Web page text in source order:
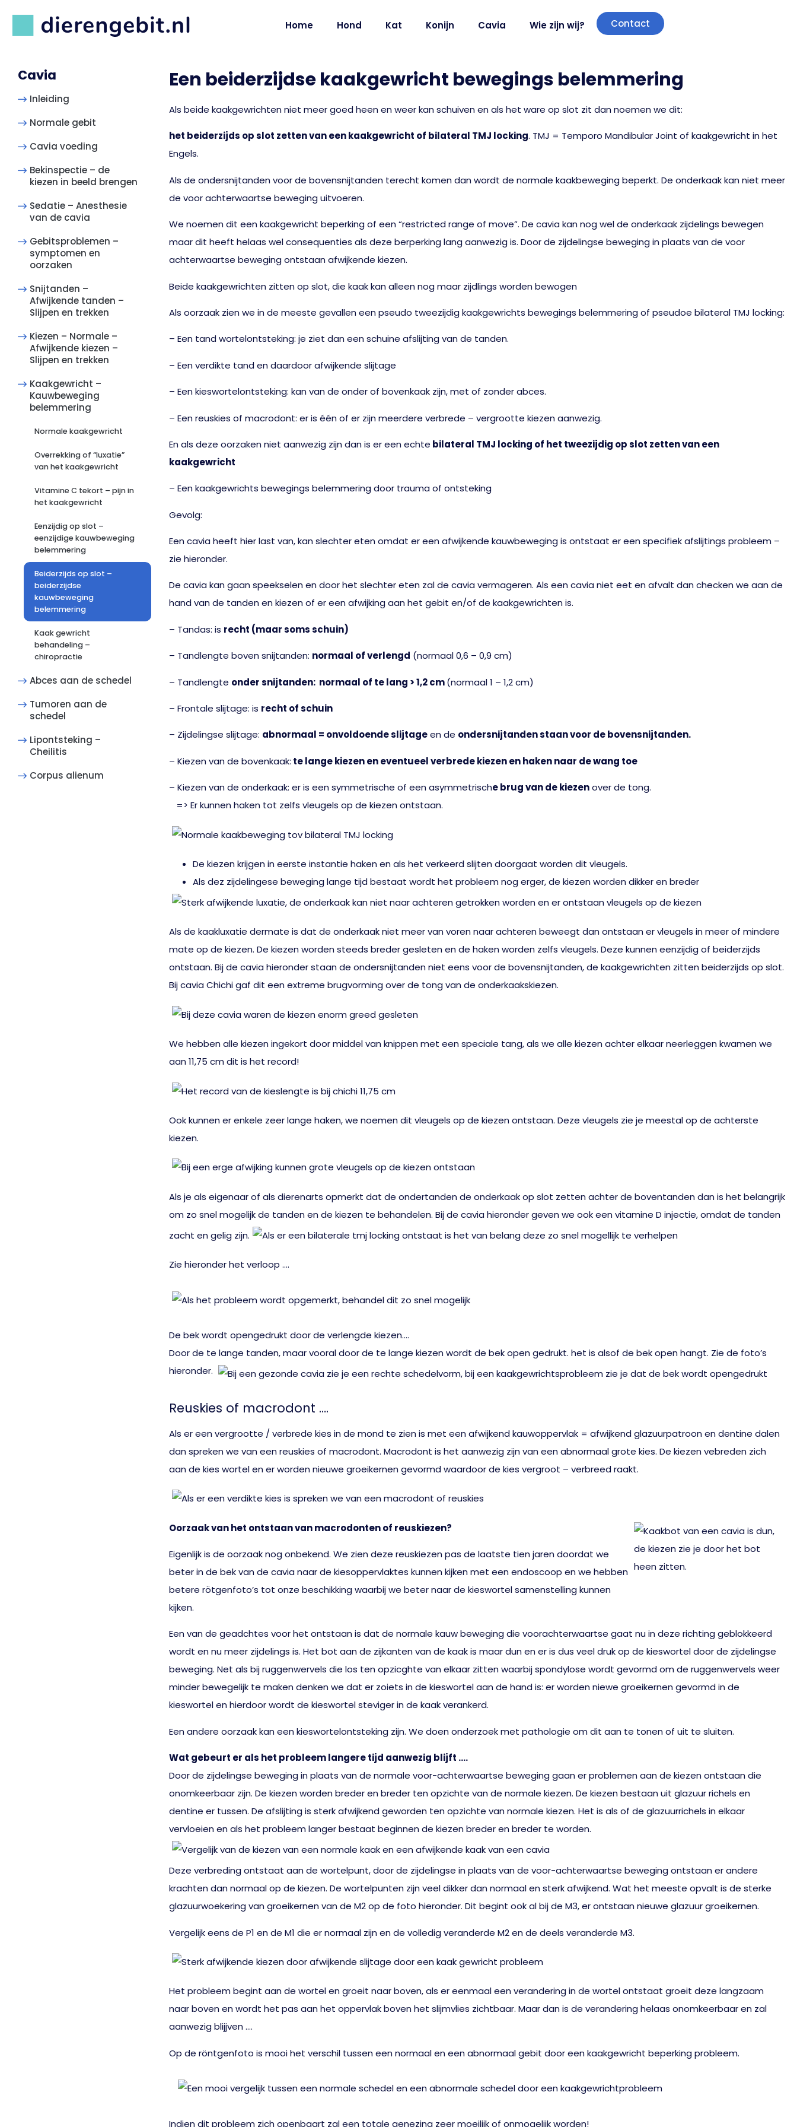
Home Hond Kat Konijn Cavia Wie zijn wij? Contact
Cavia
Inleiding
Normale gebit
Cavia voeding
Bekinspectie – de
kiezen in beeld brengen
Sedatie – Anesthesie
van de cavia
Gebitsproblemen –
symptomen en
oorzaken
Snijtanden –
Afwijkende tanden –
Slijpen en trekken
Kiezen – Normale –
Afwijkende kiezen –
Slijpen en trekken
Kaakgewricht –
Kauwbeweging
belemmering
Normale kaakgewricht
Overrekking of “luxatie”
van het kaakgewricht
Vitamine C tekort – pijn in
het kaakgewricht
Eenzijdig op slot –
eenzijdige kauwbeweging
belemmering
Beiderzijds op slot –
beiderzijdse
kauwbeweging
belemmering
Kaak gewricht
behandeling –
chiropractie
Abces aan de schedel
Tumoren aan de
schedel
Lipontsteking –
Cheilitis
Corpus alienum
Een beiderzijdse kaakgewricht bewegings belemmering
Als beide kaakgewrichten niet meer goed heen en weer kan schuiven en als het ware op slot zit dan noemen we dit:
het beiderzijds op slot zetten van een kaakgewricht of bilateral TMJ locking. TMJ = Temporo Mandibular Joint of kaakgewricht in het
Engels.
Als de ondersnijtanden voor de bovensnijtanden terecht komen dan wordt de normale kaakbeweging beperkt. De onderkaak kan niet meer
de voor achterwaartse beweging uitvoeren.
We noemen dit een kaakgewricht beperking of een “restricted range of move”. De cavia kan nog wel de onderkaak zijdelings bewegen
maar dit heeft helaas wel consequenties als deze berperking lang aanwezig is. Door de zijdelingse beweging in plaats van de voor
achterwaartse beweging ontstaan afwijkende kiezen.
Beide kaakgewrichten zitten op slot, die kaak kan alleen nog maar zijdlings worden bewogen
Als oorzaak zien we in de meeste gevallen een pseudo tweezijdig kaakgewrichts bewegings belemmering of pseudoe bilateral TMJ locking:
– Een tand wortelontsteking: je ziet dan een schuine afslijting van de tanden.
– Een verdikte tand en daardoor afwijkende slijtage
– Een kieswortelontsteking: kan van de onder of bovenkaak zijn, met of zonder abces.
– Een reuskies of macrodont: er is één of er zijn meerdere verbrede – vergrootte kiezen aanwezig.
En als deze oorzaken niet aanwezig zijn dan is er een echte bilateral TMJ locking of het tweezijdig op slot zetten van een
kaakgewricht
– Een kaakgewrichts bewegings belemmering door trauma of ontsteking
Gevolg:
Een cavia heeft hier last van, kan slechter eten omdat er een afwijkende kauwbeweging is ontstaat er een specifiek afslijtings probleem –
zie hieronder.
De cavia kan gaan speekselen en door het slechter eten zal de cavia vermageren. Als een cavia niet eet en afvalt dan checken we aan de
hand van de tanden en kiezen of er een afwijking aan het gebit en/of de kaakgewrichten is.
– Tandas: is recht (maar soms schuin)
– Tandlengte boven snijtanden: normaal of verlengd (normaal 0,6 – 0,9 cm)
– Tandlengte onder snijtanden: normaal of te lang > 1,2 cm(normaal 1 – 1,2 cm)
– Frontale slijtage: is recht of schuin
– Zijdelingse slijtage: abnormaal = onvoldoende slijtageen de ondersnijtanden staan voor de bovensnijtanden.
– Kiezen van de bovenkaak: te lange kiezen en eventueel verbrede kiezen en haken naar de wang toe
– Kiezen van de onderkaak: er is eensymmetrische of een asymmetrische brug van de kiezenover de tong.
=> Er kunnen haken tot zelfs vleugels op de kiezen ontstaan.
De kiezen krijgen in eerste instantie haken en als het verkeerd slijten doorgaat worden dit vleugels.
Als dez zijdelingese beweging lange tijd bestaat wordt het probleem nog erger, de kiezen worden dikker en breder
Als de kaakluxatie dermate is dat de onderkaak niet meer van voren naar achteren beweegt dan ontstaan er vleugels in meer of mindere
mate op de kiezen. De kiezen worden steeds breder gesleten en de haken worden zelfs vleugels. Deze kunnen eenzijdig of beiderzijds
ontstaan. Bij de cavia hieronder staan de ondersnijtanden niet eens voor de bovensnijtanden, de kaakgewrichten zitten beiderzijds op slot.
Bij cavia Chichi gaf dit een extreme brugvorming over de tong van de onderkaakskiezen.
We hebben alle kiezen ingekort door middel van knippen met een speciale tang, als we alle kiezen achter elkaar neerleggen kwamen we
aan 11,75 cm dit is het record!
Ook kunnen er enkele zeer lange haken, we noemen dit vleugels op de kiezen ontstaan. Deze vleugels zie je meestal op de achterste
kiezen.
Als je als eigenaar of als dierenarts opmerkt dat de ondertanden de onderkaak op slot zetten achter de boventanden dan is het belangrijk
om zo snel mogelijk de tanden en de kiezen te behandelen. Bij de cavia hieronder geven we ook een vitamine D injectie, omdat de tanden
zacht en gelig zijn.
Zie hieronder het verloop ….
De bek wordt opengedrukt door de verlengde kiezen….
Door de te lange tanden, maar vooral door de te lange kiezen wordt de bek open gedrukt. het is alsof de bek open hangt. Zie de foto’s
hieronder.
Reuskies of macrodont ….
Als er een vergrootte / verbrede kies in de mond te zien is met een afwijkend kauwoppervlak = afwijkend glazuurpatroon en dentine dalen
dan spreken we van een reuskies of macrodont. Macrodont is het aanwezig zijn van een abnormaal grote kies. De kiezen vebreden zich
aan de kies wortel en er worden nieuwe groeikernen gevormd waardoor de kies vergroot – verbreed raakt.
Oorzaak van het ontstaan van macrodonten of reuskiezen?
Eigenlijk is de oorzaak nog onbekend. We zien deze reuskiezen pas de laatste tien jaren doordat we
beter in de bek van de cavia naar de kiesoppervlaktes kunnen kijken met een endoscoop en we hebben
betere rötgenfoto’s tot onze beschikking waarbij we beter naar de kieswortel samenstelling kunnen
kijken.
Een van de geadchtes voor het ontstaan is dat de normale kauw beweging die voorachterwaartse gaat nu in deze richting geblokkeerd
wordt en nu meer zijdelings is. Het bot aan de zijkanten van de kaak is maar dun en er is dus veel druk op de kieswortel door de zijdelingse
beweging. Net als bij ruggenwervels die los ten opzicghte van elkaar zitten waarbij spondylose wordt gevormd om de ruggenwervels weer
minder bewegelijk te maken denken we dat er zoiets in de kieswortel aan de hand is: er worden niewe groeikernen gevormd in de
kieswortel en hierdoor wordt de kieswortel steviger in de kaak verankerd.
Een andere oorzaak kan een kieswortelontsteking zijn. We doen onderzoek met pathologie om dit aan te tonen of uit te sluiten.
Wat gebeurt er als het probleem langere tijd aanwezig blijft ….
Door de zijdelingse beweging in plaats van de normale voor-achterwaartse beweging gaan er problemen aan de kiezen ontstaan die
onomkeerbaar zijn. De kiezen worden breder en breder ten opzichte van de normale kiezen. De kiezen bestaan uit glazuur richels en
dentine er tussen. De afslijting is sterk afwijkend geworden ten opzichte van normale kiezen. Het is als of de glazuurrichels in elkaar
vervloeien en als het probleem langer bestaat beginnen de kiezen breder en breder te worden.
Deze verbreding ontstaat aan de wortelpunt, door de zijdelingse in plaats van de voor-achterwaartse beweging ontstaan er andere
krachten dan normaal op de kiezen. De wortelpunten zijn veel dikker dan normaal en sterk afwijkend. Wat het meeste opvalt is de sterke
glazuurwoekering van groeikernen van de M2 op de foto hieronder. Dit begint ook al bij de M3, er ontstaan nieuwe glazuur groeikernen.
Vergelijk eens de P1 en de M1 die er normaal zijn en de volledig veranderde M2 en de deels veranderde M3.
Het probleem begint aan de wortel en groeit naar boven, als er eenmaal een verandering in de wortel ontstaat groeit deze langzaam
naar boven en wordt het pas aan het oppervlak boven het slijmvlies zichtbaar. Maar dan is de verandering helaas onomkeerbaar en zal
aanwezig blijjven ….
Op de röntgenfoto is mooi het verschil tussen een normaal en een abnormaal gebit door een kaakgewricht beperking probleem.
Indien dit probleem zich openbaart zal een totale genezing zeer moeilijk of onmogelijk worden!